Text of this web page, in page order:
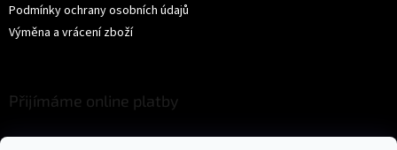
Podmínky ochrany osobních údajů
Výměna a vrácení zboží
Přijímáme online platby